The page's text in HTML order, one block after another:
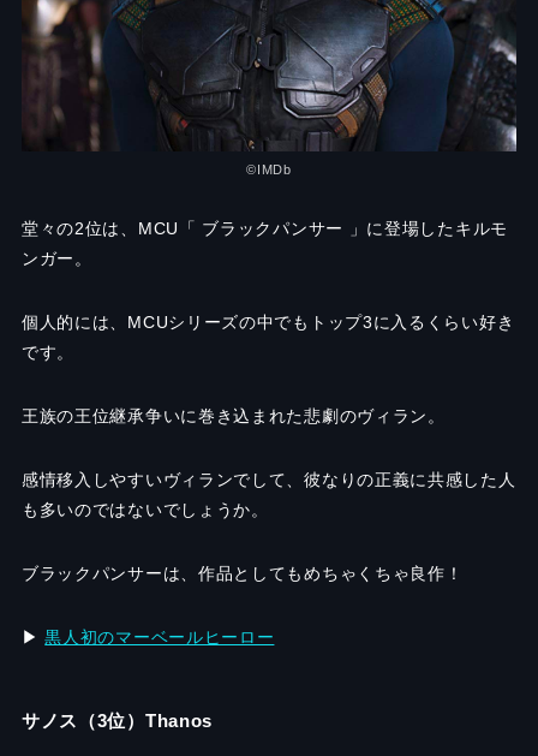
©IMDb
堂々の2位は、MCU「 ブラックパンサー 」に登場したキルモ
ンガー。
個人的には、MCUシリーズの中でもトップ3に入るくらい好き
です。
王族の王位継承争いに巻き込まれた悲劇のヴィラン。
感情移入しやすいヴィランでして、彼なりの正義に共感した人
も多いのではないでしょうか。
ブラックパンサーは、作品としてもめちゃくちゃ良作！
▶︎黒人初のマーベールヒーロー
サノス（3位）Thanos